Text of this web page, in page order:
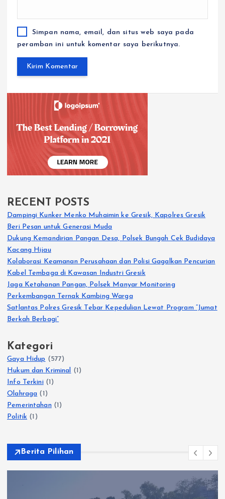
Simpan nama, email, dan situs web saya pada
peramban ini untuk komentar saya berikutnya.
RECENT POSTS
Dampingi Kunker Menko Muhaimin ke Gresik, Kapolres Gresik
Beri Pesan untuk Generasi Muda
Dukung Kemandirian Pangan Desa, Polsek Bungah Cek Budidaya
Kacang Hijau
Kolaborasi Keamanan Perusahaan dan Polisi Gagalkan Pencurian
Kabel Tembaga di Kawasan Industri Gresik
Jaga Ketahanan Pangan, Polsek Manyar Monitoring
Perkembangan Ternak Kambing Warga
Satlantas Polres Gresik Tebar Kepedulian Lewat Program “Jumat
Berkah Berbagi”
Kategori
Gaya Hidup (577)
Hukum dan Kriminal (1)
Info Terkini(1)
Olahraga (1)
Pemerintahan(1)
Politik (1)
Berita Pilihan